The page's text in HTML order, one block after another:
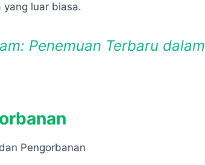
yang luar biasa.
Penemuan Terbaru dalam